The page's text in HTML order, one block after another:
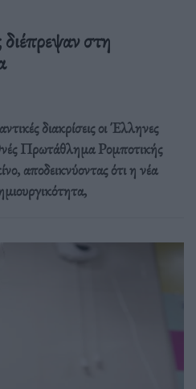
στη
διακρίσεις οι Έλληνες
Πρωτάθλημα Ρομποτικής
αποδεικνύοντας ότι η νέα